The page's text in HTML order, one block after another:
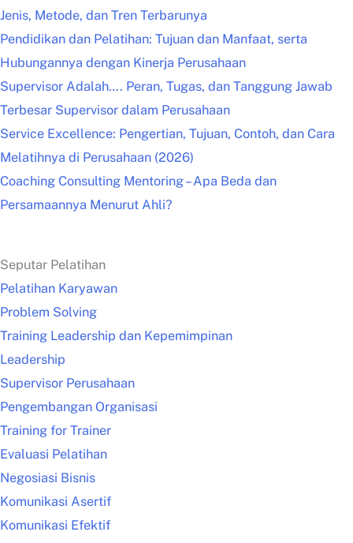
Jenis, Metode, dan Tren Terbarunya
Pendidikan dan Pelatihan: Tujuan dan Manfaat, serta
Hubungannya dengan Kinerja Perusahaan
Supervisor Adalah…. Peran, Tugas, dan Tanggung Jawab
Terbesar Supervisor dalam Perusahaan
Service Excellence: Pengertian, Tujuan, Contoh, dan Cara
Melatihnya di Perusahaan (2026)
Coaching Consulting Mentoring – Apa Beda dan
Persamaannya Menurut Ahli?
Seputar Pelatihan
Pelatihan Karyawan
Problem Solving
Training Leadership dan Kepemimpinan
Leadership
Supervisor Perusahaan
Pengembangan Organisasi
Training for Trainer
Evaluasi Pelatihan
Negosiasi Bisnis
Komunikasi Asertif
Komunikasi Efektif